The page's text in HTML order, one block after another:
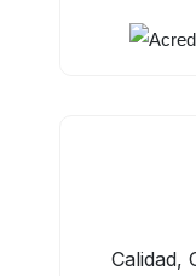
Calidad,